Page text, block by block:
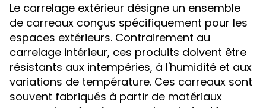
Le carrelage extérieur désigne un ensemble
de carreaux conçus spécifiquement pour les
espaces extérieurs. Contrairement au
carrelage intérieur, ces produits doivent être
résistants aux intempéries, à l'humidité et aux
variations de température. Ces carreaux sont
souvent fabriqués à partir de matériaux